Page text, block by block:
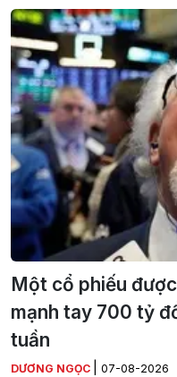
Một cổ phiếu
mạnh tay 700 tỷ
tuần
DƯƠNG NGỌC 07-08-2026